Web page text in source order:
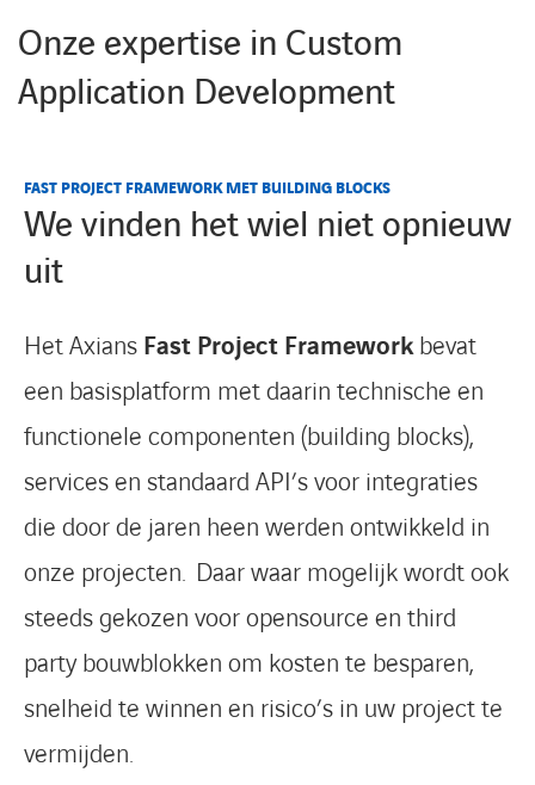
Onze expertise in Custom
Application Development
FAST PROJECT FRAMEWORK MET BUILDING BLOCKS
We vinden het wiel niet opnieuw
uit
Het Axians Fast Project Frameworkbevat
een basisplatform met daarin technische en
functionele componenten (building blocks),
services en standaard API’s voor integraties
die door de jaren heen werden ontwikkeld in
onze projecten. Daar waar mogelijk wordt ook
steeds gekozen voor opensource en third
party bouwblokken om kosten te besparen,
snelheid te winnen en risico’s in uw project te
vermijden.